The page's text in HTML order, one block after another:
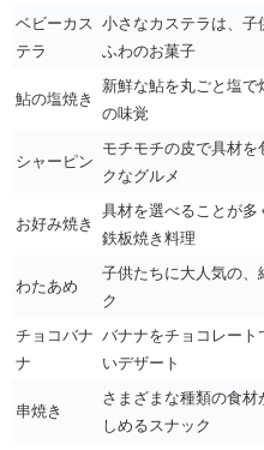
ベビーカス
テラ
小さなカステラは、子
ふわのお菓子
鮎の塩焼き
新鮮な鮎を丸ごと塩
の味覚
シャーピン
モチモチの皮で具材
クなグルメ
お好み焼き
具材を選べることが
鉄板焼き料理
わたあめ
子供たちに大人気の、
ク
チョコバナ
ナ
バナナをチョコレート
いデザート
串焼き
さまざまな種類の食
しめるスナック